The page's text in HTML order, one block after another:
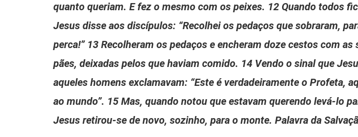
quanto queriam. E fez o mesmo com os peixes. 12 Quando todos
Jesus disse aos discípulos: “Recolhei os pedaços que sobraram,
perca!” 13 Recolheram os pedaços e encheram doze cestos com
pães, deixadas pelos que haviam comido. 14 Vendo o sinal que
aqueles homens exclamavam: “Este é verdadeiramente o Profeta,
ao mundo”. 15 Mas, quando notou que estavam querendo levá-lo
Jesus retirou-se de novo, sozinho, para o monte. Palavra da